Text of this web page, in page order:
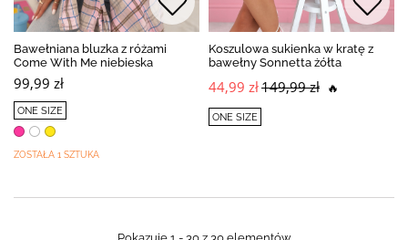
Bawełniana bluzka z różami
Come With Me niebieska
99,99 zł
ONE SIZE
ZOSTAŁA 1 SZTUKA
Koszulowa sukienka w kratę z
bawełny Sonnetta żółta
44,99 zł149,99 zł 🔥
ONE SIZE